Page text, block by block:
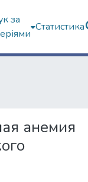
за
Статистика
анемия